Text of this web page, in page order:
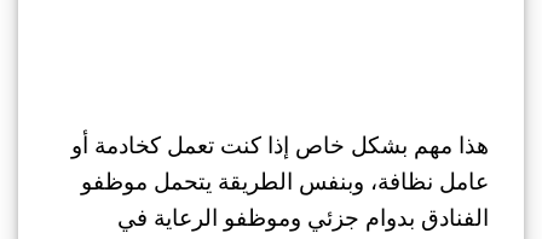
هذا مهم بشكل خاص إذا كنت تعمل كخادمة أو
عامل نظافة، وبنفس الطريقة يتحمل موظفو
الفنادق بدوام جزئي وموظفو الرعاية في